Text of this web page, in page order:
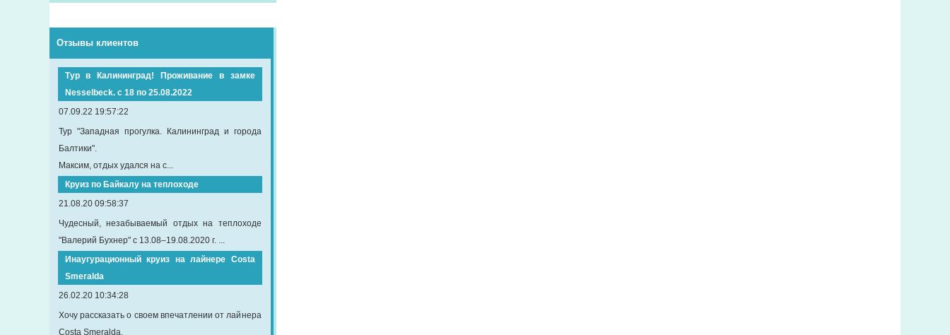
Отзывы клиентов
Тур в Калининград! Проживание в замке
Nesselbeck. с 18 по 25.08.2022
07.09.22 19:57:22
Тур "Западная прогулка. Калининград и города
Балтики".
Максим, отдых удался на с...
Круиз по Байкалу на теплоходе
21.08.20 09:58:37
Чудесный, незабываемый отдых на теплоходе
"Валерий Бухнер" с 13.08–19.08.2020 г. ...
Инаугурационный круиз на лайнере Сosta
Smeralda
26.02.20 10:34:28
Хочу рассказать о своем впечатлении от лайнера
Costa Smeralda.